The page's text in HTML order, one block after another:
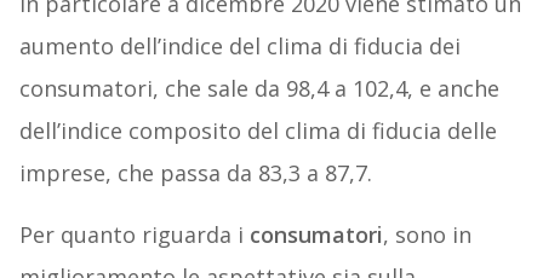
aumento dell’indice del clima di fiducia dei
consumatori, che sale da 98,4 a 102,4, e anche
dell’indice composito del clima di fiducia delle
imprese, che passa da 83,3 a 87,7.
Per quanto riguarda i consumatori, sono in